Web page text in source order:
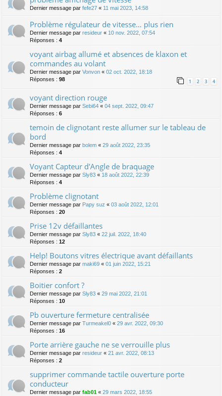
Dernier message par fefe27 « 11 mai 2023, 14:58
Problème régulateur de vitesse… plus rien
Dernier message par resideur « 10 nov. 2022, 07:54
Réponses : 4
voyant airbag allumé et absences de klaxon et
commandes au volant
Dernier message par Vonvon « 02 oct. 2022, 18:18
Réponses : 98 1 2 3 4
voyant direction rouge
Dernier message par Sebi64 « 04 sept. 2022, 09:47
Réponses : 6
temoin de clignotant reste allumer sur le tableau de
bord
Dernier message par bolem « 29 août 2022, 23:35
Réponses : 4
Voyant Capteur d'Angle de braquage
Dernier message par Sly83 « 18 août 2022, 22:39
Réponses : 4
Problème clignotant
Dernier message par Papy suz « 03 août 2022, 12:01
Réponses : 20
Prise 12v défaillantes
Dernier message par Sly83 « 22 juil. 2022, 18:40
Réponses : 12
Help! Boutons vitres électrique avant défaillants
Dernier message par maki69 « 01 juin 2022, 15:21
Réponses : 2
Boitier confort ?
Dernier message par Sly83 « 29 mai 2022, 21:01
Réponses : 10
Pb ouverture fermeture centralisée
Dernier message par Turmeakel0 « 29 avr. 2022, 09:30
Réponses : 16
Porte arrière gauche ne se verrouille plus
Dernier message par resideur « 21 avr. 2022, 08:13
Réponses : 2
supprimer commande tactile ouverture porte
conducteur
Dernier message par fab01 « 29 mars 2022, 18:55